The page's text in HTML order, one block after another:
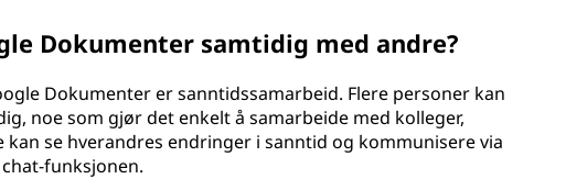
Dokumenter samtidig med andre?
Dokumenter er sanntidssamarbeid. Flere personer kan
noe som gjør det enkelt å samarbeide med kolleger,
kan se hverandres endringer i sanntid og kommunisere via
funksjonen.